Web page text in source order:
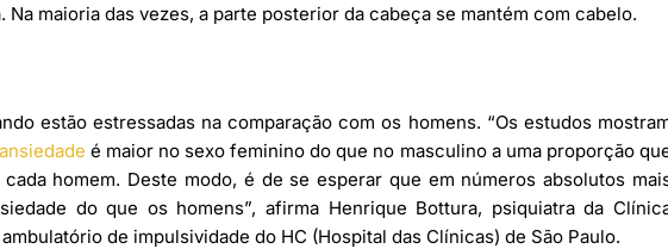
maioria das vezes, a parte posterior da cabeça se mantém com cabelo.
estão estressadas na comparação com os homens. “Os estudos
ansiedade é maior no sexo feminino do que no masculino a uma proporção
homem. Deste modo, é de se esperar que em números absolutos
do que os homens”, afirma Henrique Bottura, psiquiatra da
de impulsividade do HC (Hospital das Clínicas) de São Paulo.